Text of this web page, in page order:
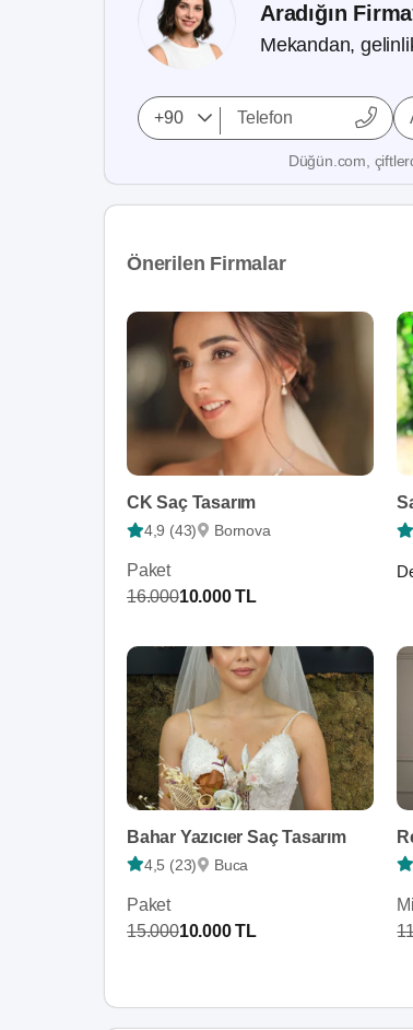
Aradığın
Mekandan,
Düğün.com,
Önerilen Firmalar
CK Saç Tasarım
4,9 (43) Bornova
Paket
16.00010.000 TL
Bahar Yazıcıer Saç Tasarım
4,5 (23) Buca
Paket
15.00010.000 TL